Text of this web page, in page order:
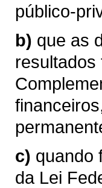
público-
b) que as
resultados
c) quando
da Lei